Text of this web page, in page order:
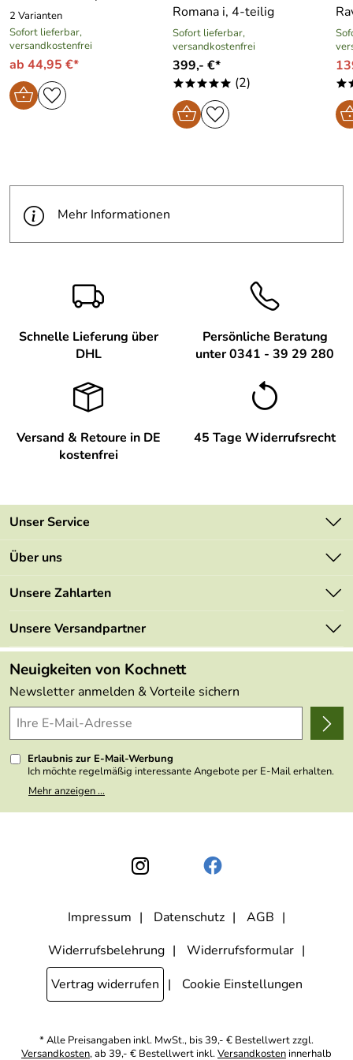
energiesparender Allherd-Aluminium-
2 Varianten
Sofort lieferbar,
versandkostenfrei
ab 44,95 €*
Romana i, 4-teilig
Sofort lieferbar,
versandkostenfrei
399,- €*
***** (2)
Mehr Informationen
Schnelle Lieferung über
DHL
Persönliche Beratung
unter 0341 - 39 29 280
Versand & Retoure in DE
kostenfrei
45 Tage Widerrufsrecht
Unser Service
Kontakt
Retourenportal
Lieferbedingungen
Kundenlogin
Über uns
Unsere Bestseller
Neu
Kundenbewertungen (49.014)
4,9/5
Unsere Zahlarten
Unsere Versandpartner
Neuigkeiten von Kochnett
Newsletter anmelden & Vorteile sichern
Erlaubnis zur E-Mail-Werbung
Ich möchte regelmäßig interessante Angebote per E-Mail erhalten.
Meine E-Mail-Adresse wird nicht an andere Unternehmen
weitergegeben. Zu statistischen Zwecken wird in anonymer Form
den Link "Abmelden" am Ende des Newsletters anklicke oder die
Option Newsletter im Mitgliederbereich deaktiviere. Die
habe ich zur Kenntnis genommen.
Mehr anzeigen ...
Impressum Datenschutz
AGB
Widerrufsbelehrung
Widerrufsformular
Vertrag widerrufen
Cookie Einstellungen
* Alle Preisangaben inkl. MwSt., bis 39,- € Bestellwert zzgl.
Versandkosten, ab 39,- € Bestellwert inkl.Versandkosten innerhalb